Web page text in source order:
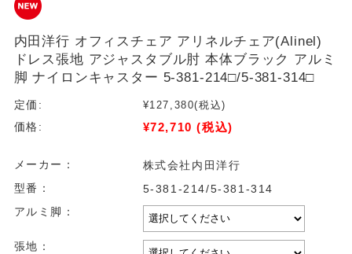
内田洋行 オフィスチェア アリネルチェア(Alinel)
ドレス張地 アジャスタブル肘 本体ブラック アルミ
脚 ナイロンキャスター 5-381-214□/5-381-314□
定価: ¥127,380(税込)
価格:
¥72,710 (税込)
メーカー：
株式会社内田洋行
型番：
5-381-214/5-381-314
アルミ脚：
張地：